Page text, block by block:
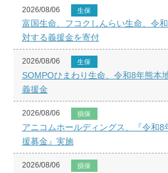
2026/08/06 生保
富国生命、フコクしんらい生命、令
対する義援金を寄付
2026/08/06 生保
SOMPOひまわり生命、令和8年熊本
義援金
2026/08/06 損保
アニコムホールディングス、『令和8
援募金』実施
2026/08/06 損保